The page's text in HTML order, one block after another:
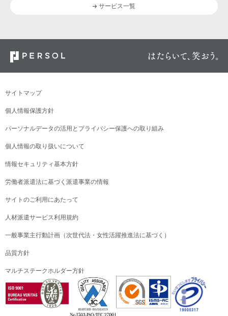
サービス一覧
サイトマップ
個人情報保護方針
パーソナルデータの活用とプライバシー保護への取り組み
個人情報の取り扱いについて
情報セキュリティ基本方針
労働者派遣法に基づく派遣事業の情報
サイトのご利用にあたって
人材派遣サービス利用規約
一般事業主行動計画（次世代法・女性活躍推進法に基づく）
品質方針
マルチステークホルダー方針